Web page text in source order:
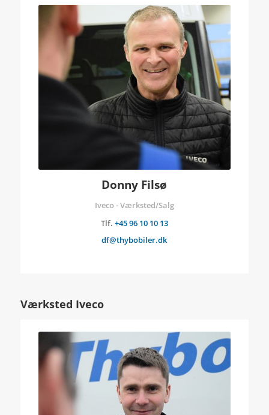
Donny Filsø
Iveco - Værksted/Salg
Tlf. +45 96 10 10 13
df@thybobiler.dk
Værksted Iveco